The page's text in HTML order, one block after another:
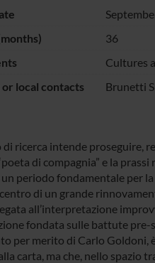
36
Cultures
local contacts
Brunetti
di ricerca intende proseguire,
di compagnia” e la
periodo fondamentale per
di un grande
all’interpretazione
fondata sulle battute pre-
per merito di Carlo Goldoni,
carta, ma che, nello spazio